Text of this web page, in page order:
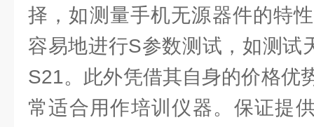
择，如测量手机无源器件的特
容易地进行S参数测试，如测试
S21。此外凭借其自身的价格优
常适合用作培训仪器。保证提